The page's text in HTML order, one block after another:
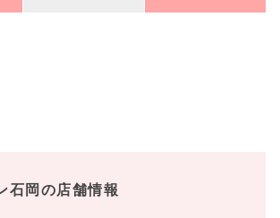
石岡の店舗情報